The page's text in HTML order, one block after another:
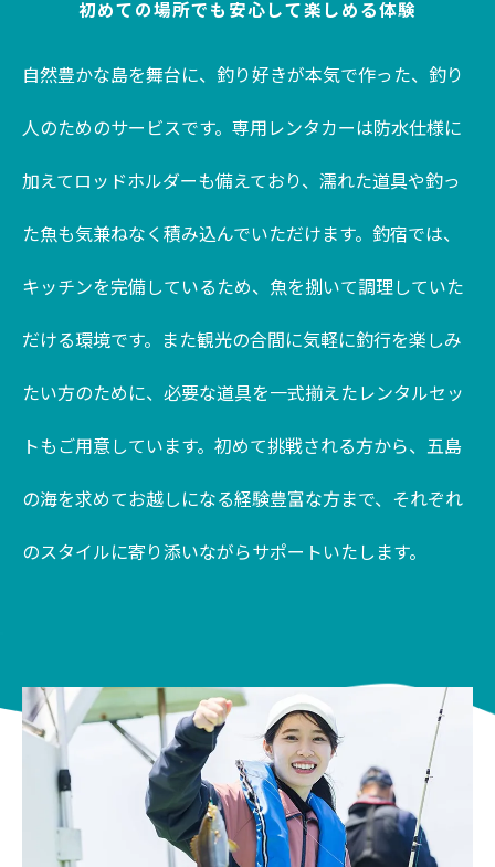
初めての場所でも安心して楽しめる体験
自然豊かな島を舞台に、釣り好きが本気で作った、釣り
人のためのサービスです。専用レンタカーは防水仕様に
加えてロッドホルダーも備えており、濡れた道具や釣っ
た魚も気兼ねなく積み込んでいただけます。釣宿では、
キッチンを完備しているため、魚を捌いて調理していた
だける環境です。また観光の合間に気軽に釣行を楽しみ
たい方のために、必要な道具を一式揃えたレンタルセッ
トもご用意しています。初めて挑戦される方から、五島
の海を求めてお越しになる経験豊富な方まで、それぞれ
のスタイルに寄り添いながらサポートいたします。